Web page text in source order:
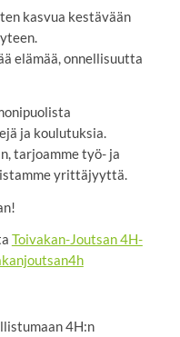
kasvua kestävään
elämää, onnellisuutta
ja koulutuksia.
tarjoamme työ- ja
yrittäjyyttä.
Toivakan-Joutsan 4H-
4H:n